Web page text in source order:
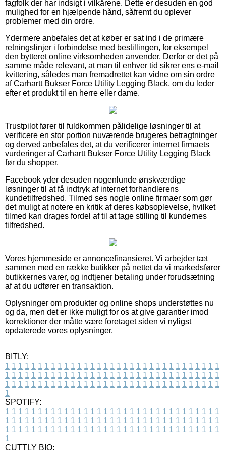
fagfolk der har indsigt i vilkårene. Dette er desuden en god
mulighed for en hjælpende hånd, såfremt du oplever
problemer med din ordre.
Ydermere anbefales det at køber er sat ind i de primære
retningslinjer i forbindelse med bestillingen, for eksempel
den bytteret online virksomheden anvender. Derfor er det på
samme måde relevant, at man til enhver tid sikrer ens e-mail
kvittering, således man fremadrettet kan vidne om sin ordre
af Carhartt Bukser Force Utility Legging Black, om du leder
efter et produkt til en herre eller dame.
Trustpilot fører til fuldkommen pålidelige løsninger til at
verificere en stor portion nuværende brugeres betragtninger
og derved anbefales det, at du verificerer internet firmaets
vurderinger af Carhartt Bukser Force Utility Legging Black
før du shopper.
Facebook yder desuden nogenlunde ønskværdige
løsninger til at få indtryk af internet forhandlerens
kundetilfredshed. Tilmed ses nogle online firmaer som gør
det muligt at notere en kritik af deres købsoplevelse, hvilket
tilmed kan drages fordel af til at tage stilling til kundernes
tilfredshed.
Vores hjemmeside er annoncefinansieret. Vi arbejder tæt
sammen med en række butikker på nettet da vi markedsfører
butikkernes varer, og indtjener betaling under forudsætning
af at du udfører en transaktion.
Oplysninger om produkter og online shops understøttes nu
og da, men det er ikke muligt for os at give garantier imod
korrektioner der måtte være foretaget siden vi nyligst
opdaterede vores oplysninger.
BITLY:
1 1 1 1 1 1 1 1 1 1 1 1 1 1 1 1 1 1 1 1 1 1 1 1 1 1 1 1 1 1 1 1 1
1 1 1 1 1 1 1 1 1 1 1 1 1 1 1 1 1 1 1 1 1 1 1 1 1 1 1 1 1 1 1 1 1
1 1 1 1 1 1 1 1 1 1 1 1 1 1 1 1 1 1 1 1 1 1 1 1 1 1 1 1 1 1 1 1 1
1
SPOTIFY:
1 1 1 1 1 1 1 1 1 1 1 1 1 1 1 1 1 1 1 1 1 1 1 1 1 1 1 1 1 1 1 1 1
1 1 1 1 1 1 1 1 1 1 1 1 1 1 1 1 1 1 1 1 1 1 1 1 1 1 1 1 1 1 1 1 1
1 1 1 1 1 1 1 1 1 1 1 1 1 1 1 1 1 1 1 1 1 1 1 1 1 1 1 1 1 1 1 1 1
1
CUTTLY BIO: